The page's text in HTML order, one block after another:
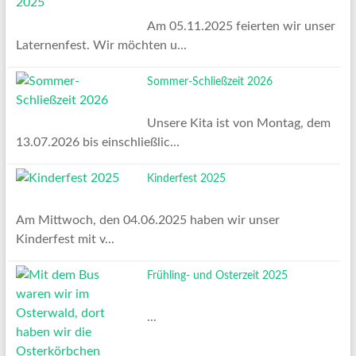
Am 05.11.2025 feierten wir unser
Laternenfest. Wir möchten u...
Sommer-Schließzeit 2026
Unsere Kita ist von Montag, dem
13.07.2026 bis einschließlic...
Kinderfest 2025
Am Mittwoch, den 04.06.2025 haben wir unser
Kinderfest mit v...
Frühling- und Osterzeit 2025
...